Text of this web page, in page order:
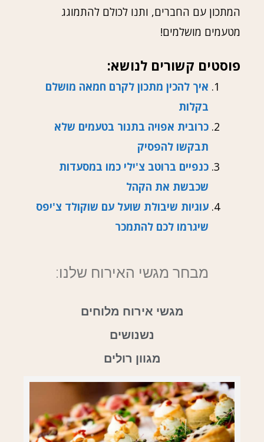
המתכון עם החברים, ותנו לכולם להתמוגג
מטעמים מושלמים!
פוסטים קשורים לנושא:
איך להכין מתכון לקרם חמאה מושלם
בקלות
כרובית אפויה בתנור בטעמים שלא
תבקשו להפסיק
כנפיים ברוטב צ'ילי כמו במסעדות
שכבשת את הקהל
עוגיות שיבולת שועל עם שוקולד צ'יפס
שיגרמו לכם להתמכר
מבחר מגשי האירוח שלנו:
מגשי אירוח מלוחים
נשנושים
מגוון רולים